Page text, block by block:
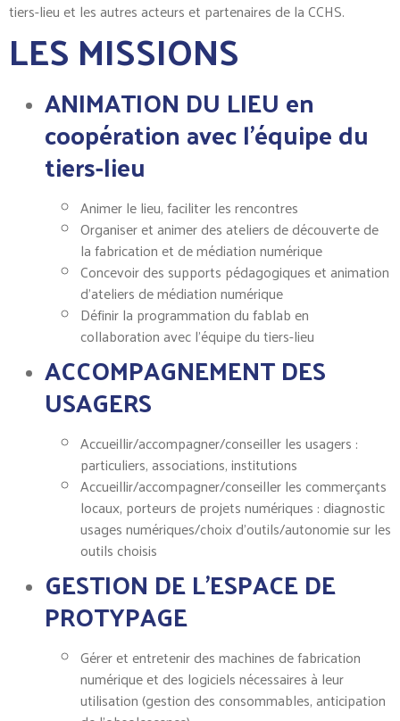
tiers-lieu et les autres acteurs et partenaires de la CCHS.
LES MISSIONS
ANIMATION DU LIEU en
coopération avec l’équipe du
tiers-lieu
Animer le lieu, faciliter les rencontres
Organiser et animer des ateliers de découverte de
la fabrication et de médiation numérique
Concevoir des supports pédagogiques et animation
d’ateliers de médiation numérique
Définir la programmation du fablab en
collaboration avec l’équipe du tiers-lieu
ACCOMPAGNEMENT DES
USAGERS
Accueillir/accompagner/conseiller les usagers :
particuliers, associations, institutions
Accueillir/accompagner/conseiller les commerçants
locaux, porteurs de projets numériques : diagnostic
usages numériques/choix d’outils/autonomie sur les
outils choisis
GESTION DE L’ESPACE DE
PROTYPAGE
Gérer et entretenir des machines de fabrication
numérique et des logiciels nécessaires à leur
utilisation (gestion des consommables, anticipation